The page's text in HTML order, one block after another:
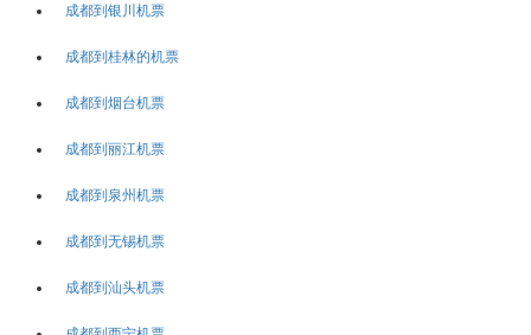
成都到银川机票
成都到桂林的机票
成都到烟台机票
成都到丽江机票
成都到泉州机票
成都到无锡机票
成都到汕头机票